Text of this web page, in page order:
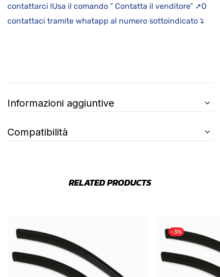
contattarci !Usa il comando ” Contatta il venditore” ➚O
contattaci tramite whatapp al numero sottoindicato↴
Informazioni aggiuntive
Compatibilità
RELATED PRODUCTS
-3%